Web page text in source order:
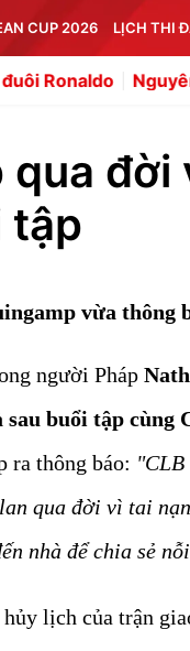
CUP 2026 LỊCH THI
Nguyên lý vận
qua
tập
vừa thông
người Pháp
sau buổi tập cùng
ra thông báo: "CLB
qua đời vì tai
nhà để chia sẻ
hủy lịch của trận